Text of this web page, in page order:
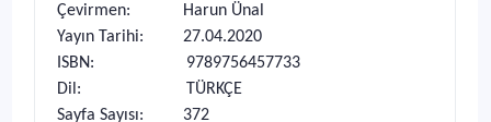
Çevirmen: Harun Ünal
Yayın Tarihi: 27.04.2020
ISBN: 9789756457733
Dil: TÜRKÇE
Sayfa Sayısı: 372